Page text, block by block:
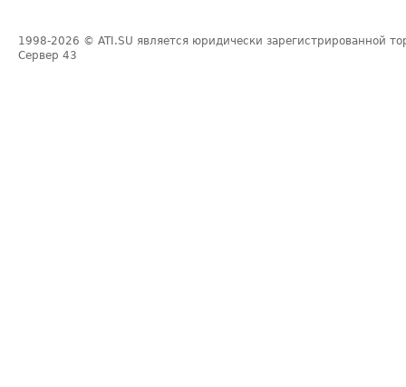
1998-2026 © ATI.SU является юридически зарегистрированной
Сервер 43